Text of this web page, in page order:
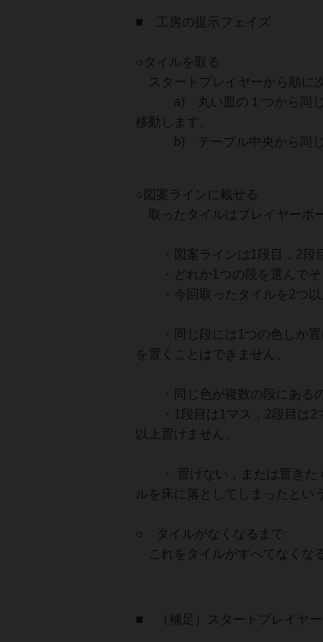
■ 工房の提示フェイズ
○タイルを取る
スタートプレイヤーから順に
a) 丸い皿の１つから同じ色
移動します。
b) テーブル中央から同じ色
○図案ラインに載せる
取ったタイルはプレイヤーボ
・図案ラインは1段目，2段目
・どれか1つの段を選んでそ
・今回取ったタイルを2つ以
・同じ段には1つの色しか置
を置くことはできません。
・同じ色が複数の段にあるの
・1段目は1マス，2段目は2マ
以上置けません。
・ 置けない，または置きたく
ルを床に落としてしまったとい
○ タイルがなくなるまで
これをタイルがすべてなくな
■ （補足）スタートプレイヤー